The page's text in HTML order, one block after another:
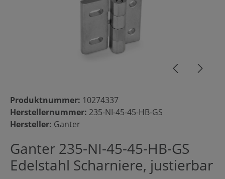
Produktnummer: 10274337
Herstellernummer: 235-NI-45-45-HB-GS
Hersteller: Ganter
Ganter 235-NI-45-45-HB-GS
Edelstahl Scharniere, justierbar